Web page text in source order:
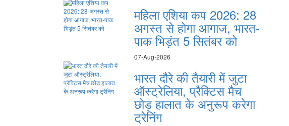
महिला एशिया कप 2026: 28
अगस्त से होगा आगाज, भारत-
पाक भिड़ंत 5 सितंबर को
07-Aug-2026
भारत दौरे की तैयारी में जुटा
ऑस्ट्रेलिया, प्रैक्टिस मैच
छोड़ हालात के अनुरूप करेगा
ट्रेनिंग